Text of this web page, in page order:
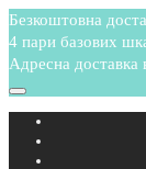
Безкоштовна
4 пари базових
Адресна доставка